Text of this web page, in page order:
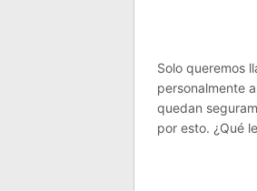
Solo queremos
personalmente
quedan
por esto. ¿Qué